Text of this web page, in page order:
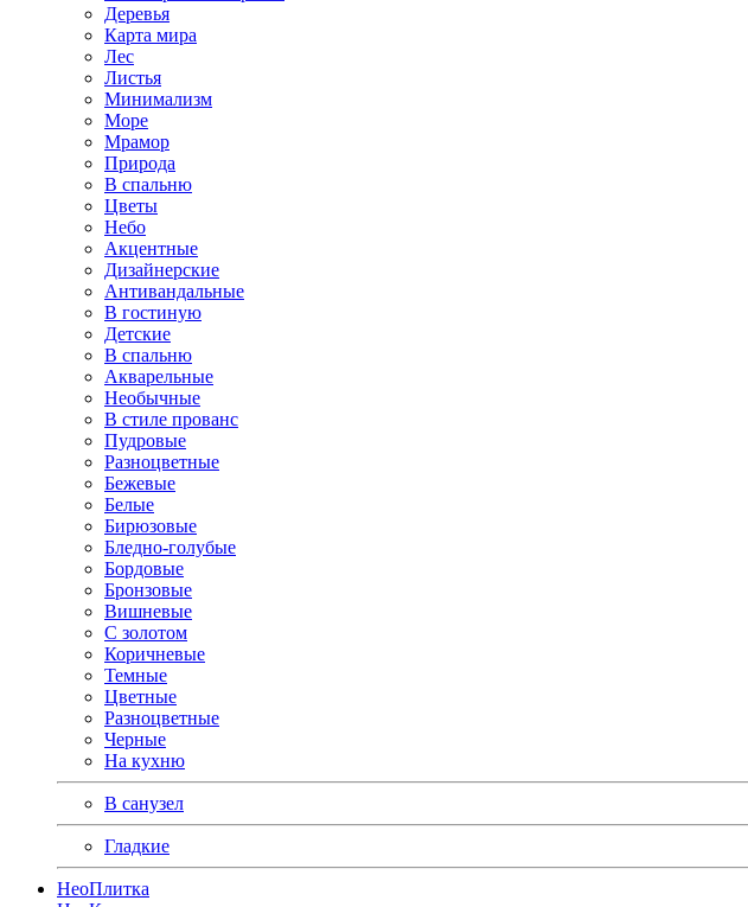
Деревья
Карта мира
Лес
Листья
Минимализм
Море
Мрамор
Природа
В спальню
Цветы
Небо
Акцентные
Дизайнерские
Антивандальные
В гостиную
Детские
В спальню
Акварельные
Необычные
В стиле прованс
Пудровые
Разноцветные
Бежевые
Белые
Бирюзовые
Бледно-голубые
Бордовые
Бронзовые
Вишневые
С золотом
Коричневые
Темные
Цветные
Разноцветные
Черные
На кухню
В санузел
Гладкие
НеоПлитка